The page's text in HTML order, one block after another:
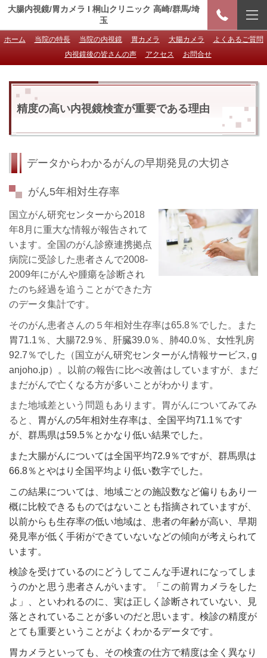
大腸内視鏡/胃カメラ I 桐山クリニック 高崎/群馬/埼
玉
ホーム 当院の特長 当院の内視鏡 胃カメラ 大腸カメラ
よくあるご質問
内視鏡後の皆さんの声
アクセス お問合せ
精度の高い内視鏡検査が重要である理由
データからわかるがんの早期発見の大切さ
がん5年相対生存率
国立がん研究センターから2018
年8月に重大な情報が報告されて
います。全国のがん診療連携拠点
病院に受診した患者さんで2008-
2009年にがんや腫瘍を診断され
たのち経過を追うことができた方
のデータ集計です。
そのがん患者さんの５年相対生存率は65.8％でした。また
胃71.1 ％、大腸72.9 ％、肝臓39.0％、肺40.0％、女性乳房
92.7 ％でした（国立がん研究センターがん情報サービス, g
anjoho.jp）。以前の報告に比べ改善はしていますが、まだ
まだがんで亡くなる方が多いことがわかります。
また地域差という問題もあります。胃がんについてみてみ
ると、
胃がんの5年相対生存率は、全国平均71.1％です
が、群馬県は59.5％とかなり低い結果でした。
また大腸がんについては全国平均72.9％ですが、群馬県は
66.8％とやはり全国平均より低い数字でした。
この結果については、地域ごとの施設数など偏りもあり一
概に比較できるものではないことも指摘されていますが、
以前からも生存率の低い地域は、患者の年齢が高い、早期
発見率が低く手術ができていないなどの傾向が考えられて
います。
検診を受けているのにどうしてこんな手遅れになってしま
うのかと思う患者さんがいます。「この前胃カメラをした
よ」、といわれるのに、実は正しく診断されていない、見
落とされていることが多いのだと思います。検診の精度が
とても重要ということがよくわかるデータです。
胃カメラといっても、その検査の仕方で精度は全く異なり